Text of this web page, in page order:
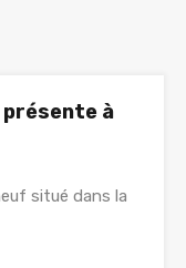
présente à
situé dans la